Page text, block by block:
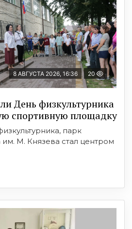
8 АВГУСТА 2026, 16:36 20
День физкультурника
спортивную площадку
парк
им. М. Князева стал центром